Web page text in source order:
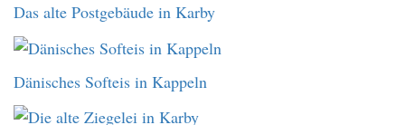
Das alte Postgebäude in Karby
Dänisches Softeis in Kappeln